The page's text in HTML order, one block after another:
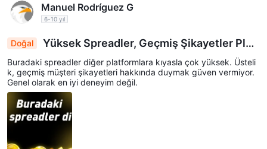
Manuel Rodríguez G
6-10 yıl
Doğal
Yüksek Spreadler, Geçmiş Şikayetler Platf
ormun Güvenilirliğini Zedeliyor
Buradaki spreadler diğer platformlara kıyasla çok yüksek. Üsteli
k, geçmiş müşteri şikayetleri hakkında duymak güven vermiyor.
Genel olarak en iyi deneyim değil.